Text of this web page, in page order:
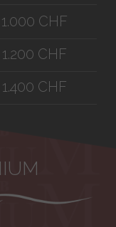
1.000 CHF
1.200 CHF
1.400 CHF